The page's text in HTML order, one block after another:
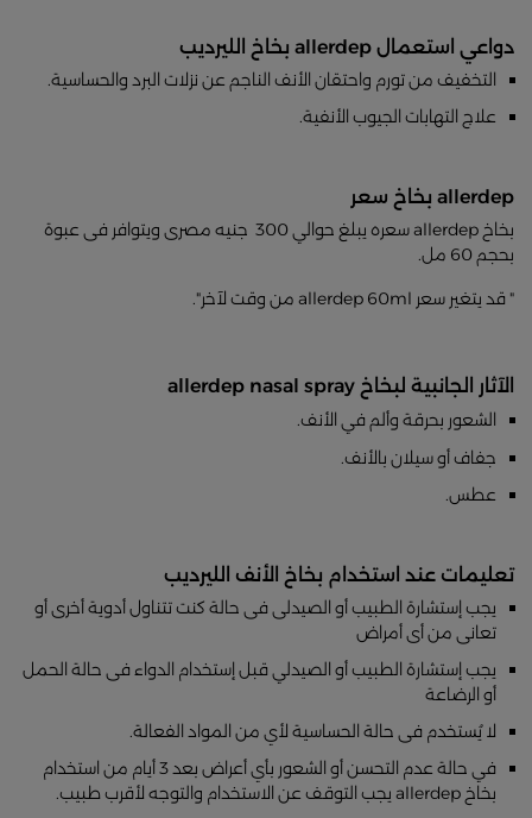
دواعي استعمال allerdep بخاخ الليرديب
التخفيف من تورم واحتقان الأنف الناجم عن نزلات البرد والحساسية.
علاج التهابات الجيوب الأنفية.
allerdep بخاخ سعر
بخاخ allerdep سعره يبلغ حوالي 300 جنيه مصرى ويتوافر فى عبوة
بحجم 60 مل.
" قد يتغير سعر allerdep 60ml من وقت لآخر".
الآثار الجانبية لبخاخ allerdep nasal spray
الشعور بحرقة وألم في الأنف.
جفاف أو سيلان بالأنف.
عطس.
تعليمات عند استخدام بخاخ الأنف الليرديب
يجب إستشارة الطبيب أو الصيدلى فى حالة كنت تتناول أدوية أخرى أو
تعانى من أى أمراض
يجب إستشارة الطبيب أو الصيدلي قبل إستخدام الدواء فى حالة الحمل
أو الرضاعة
لا يُستخدم فى حالة الحساسية لأي من المواد الفعالة.
في حالة عدم التحسن أو الشعور بأي أعراض بعد 3 أيام من استخدام
بخاخ allerdep يجب التوقف عن الاستخدام والتوجه لأقرب طبيب.